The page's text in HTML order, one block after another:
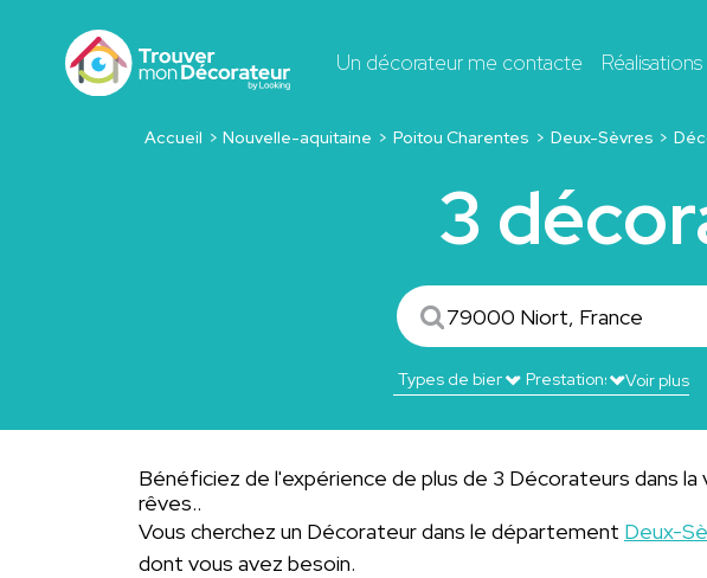
Un décorateur me contacte Réalisations
Accueil Nouvelle-aquitaine Poitou Charentes Deux-Sèvres
3
Voir plus
Bénéficiez de l'expérience de plus de 3 Décorateurs dans
rêves..
Vous cherchez un Décorateur dans le département Deux-
dont vous avez besoin.